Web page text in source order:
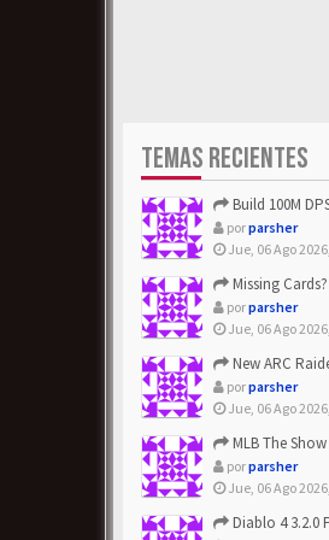
TEMAS RECIENTES
Build 100M DPS WORB Bomb
porparsher
Jue, 06 Ago
Missing Cards? Buy Monopoly
porparsher
Jue, 06 Ago
New ARC Raiders
porparsher
Jue, 06 Ago
MLB The Show 26
porparsher
Jue, 06 Ago
Diablo 4 3.2.0 PTR Guide –